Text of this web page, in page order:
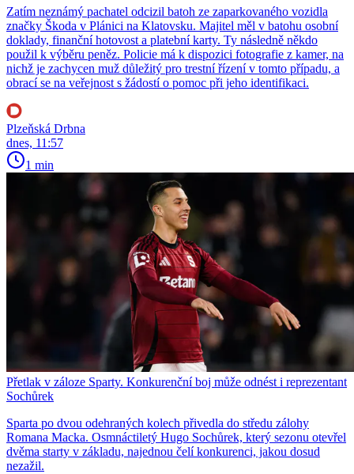
Zatím neznámý pachatel odcizil batoh ze zaparkovaného vozidla
značky Škoda v Plánici na Klatovsku. Majitel měl v batohu osobní
doklady, finanční hotovost a platební karty. Ty následně někdo
použil k výběru peněz. Policie má k dispozici fotografie z kamer, na
nichž je zachycen muž důležitý pro trestní řízení v tomto případu, a
obrací se na veřejnost s žádostí o pomoc při jeho identifikaci.
Plzeňská Drbna
dnes, 11:57
1 min
Přetlak v záloze Sparty. Konkurenční boj může odnést i reprezentant
Sochůrek
Sparta po dvou odehraných kolech přivedla do středu zálohy
Romana Macka. Osmnáctiletý Hugo Sochůrek, který sezonu otevřel
dvěma starty v základu, najednou čelí konkurenci, jakou dosud
nezažil.